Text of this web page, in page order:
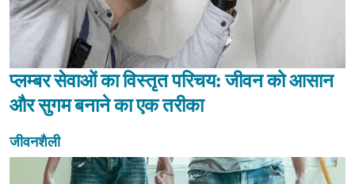
प्लम्बर सेवाओं का विस्तृत परिचय: जीवन को आसान
और सुगम बनाने का एक तरीका
जीवनशैली